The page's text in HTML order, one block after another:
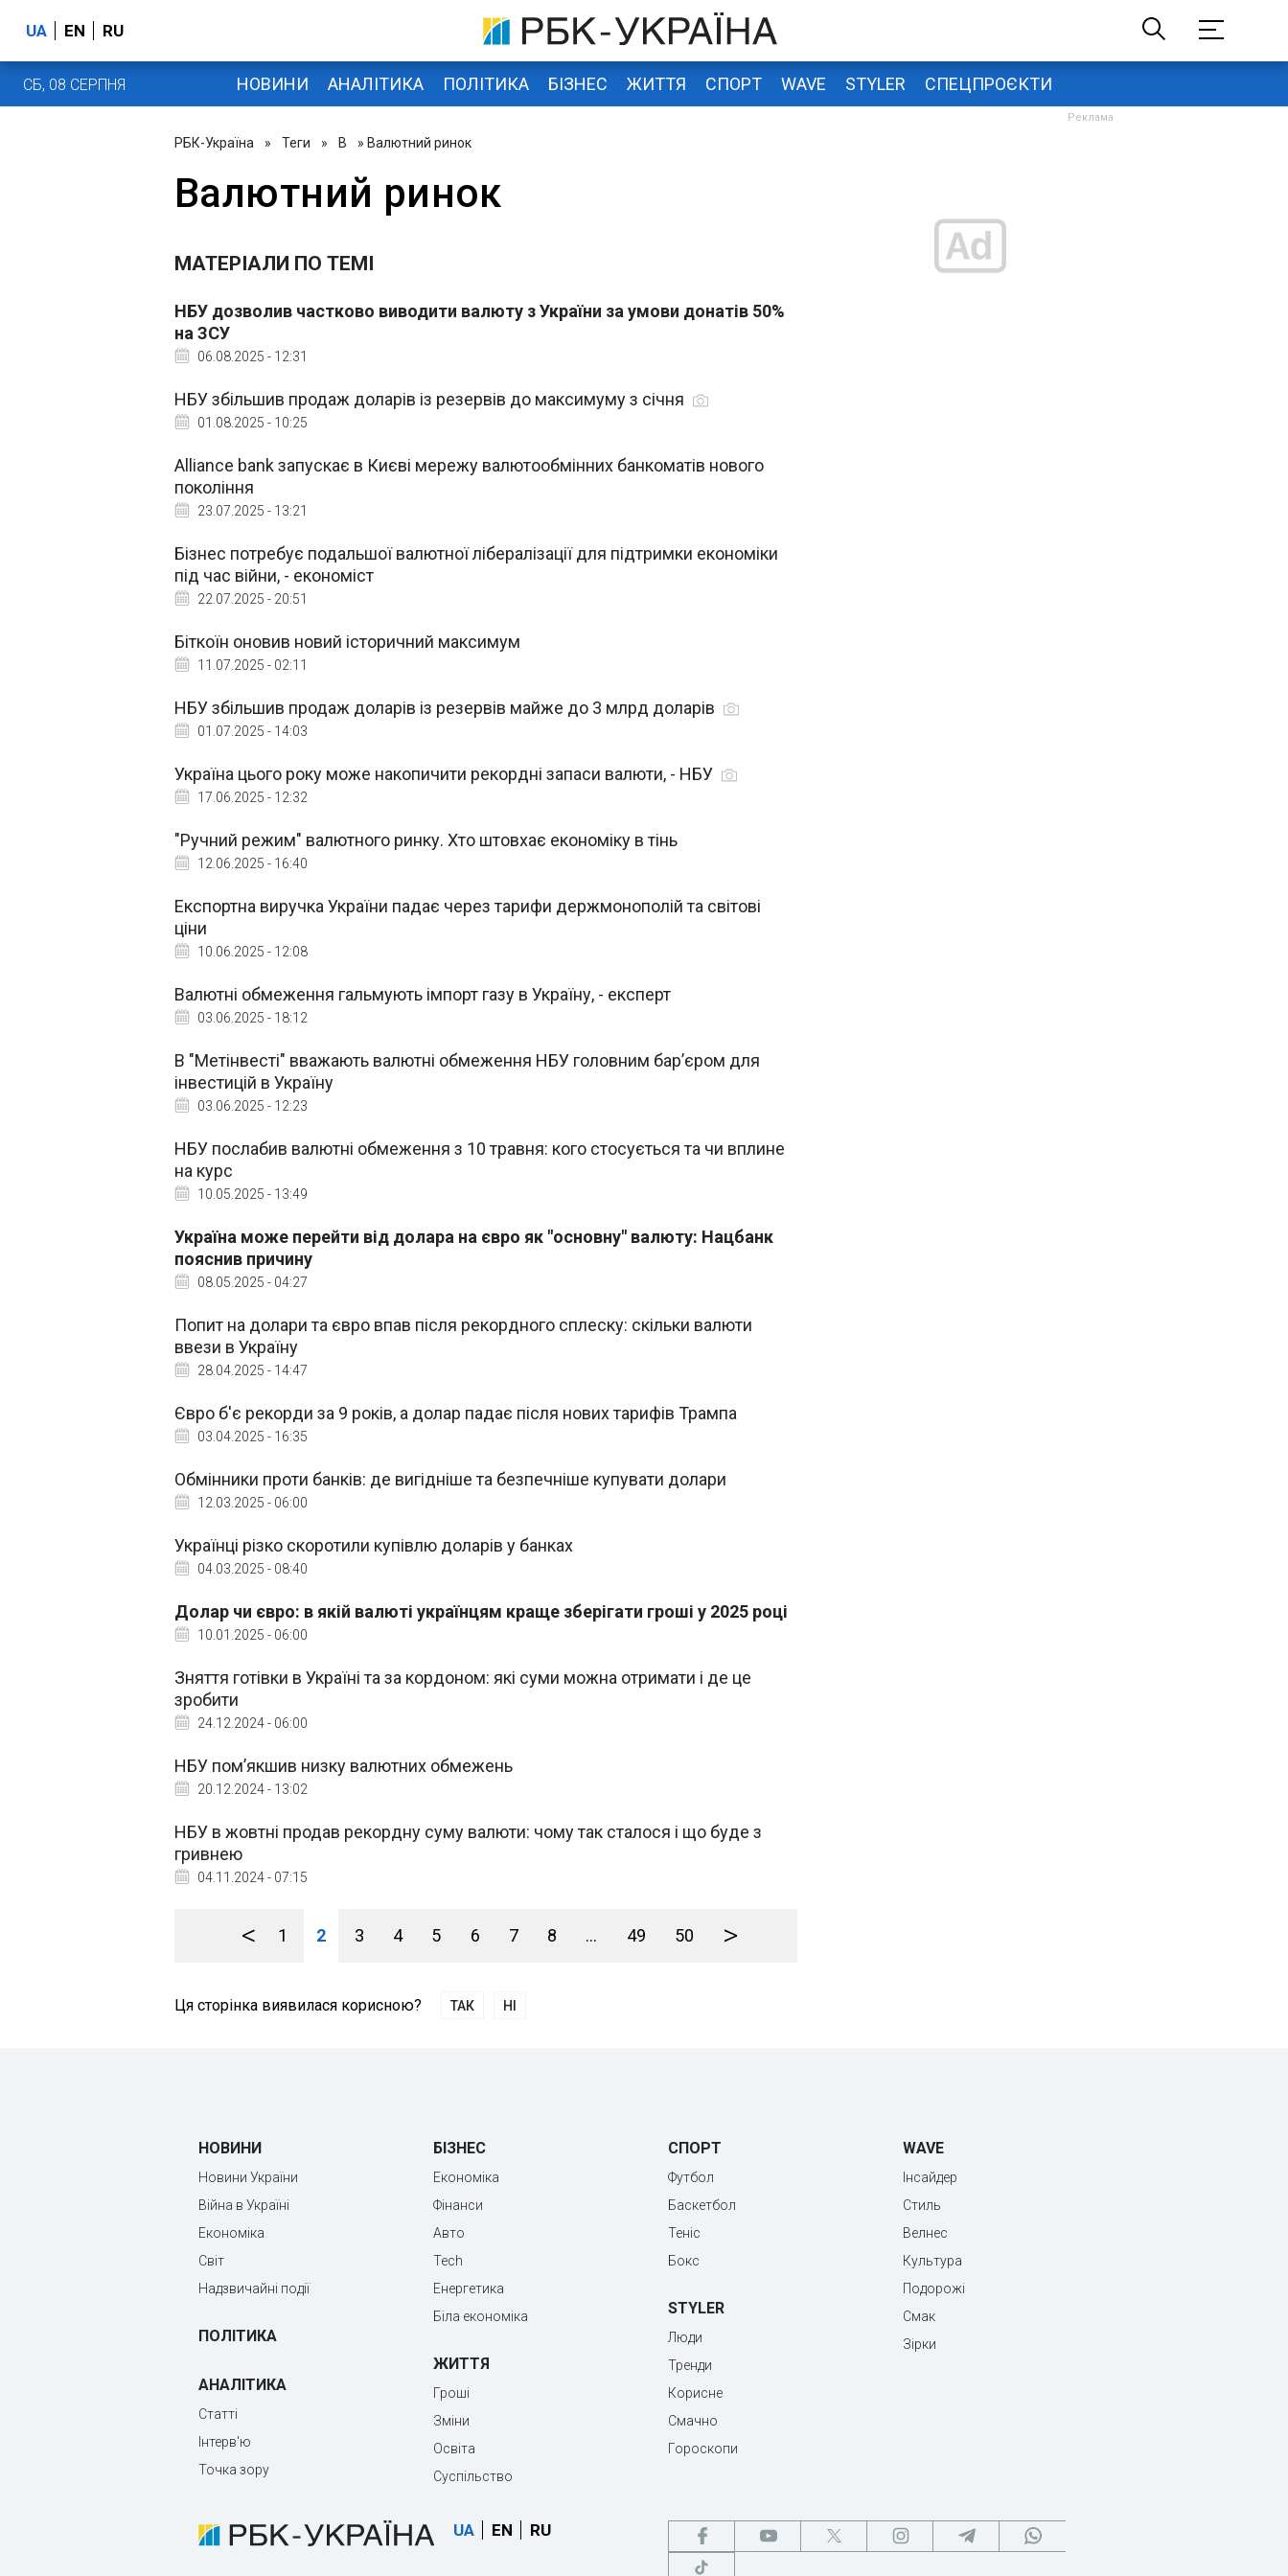
UA EN RU
СБ, 08 СЕРПНЯ НОВИНИ АНАЛІТИКА ПОЛІТИКА БІЗНЕС ЖИТТЯ СПОРТ WAVE STYLER СПЕЦПРОЄКТИ
РБК-Україна » Теги » В » Валютний ринок
Валютний ринок
МАТЕРІАЛИ ПО ТЕМІ
НБУ дозволив частково виводити валюту з України за умови донатів 50%
на ЗСУ
06.08.2025 - 12:31
НБУ збільшив продаж доларів із резервів до максимуму з січня
01.08.2025 - 10:25
Alliance bank запускає в Києві мережу валютообмінних банкоматів нового
покоління
23.07.2025 - 13:21
Бізнес потребує подальшої валютної лібералізації для підтримки економіки
під час війни, - економіст
22.07.2025 - 20:51
Біткоїн оновив новий історичний максимум
11.07.2025 - 02:11
НБУ збільшив продаж доларів із резервів майже до 3 млрд доларів
01.07.2025 - 14:03
Україна цього року може накопичити рекордні запаси валюти, - НБУ
17.06.2025 - 12:32
"Ручний режим" валютного ринку. Хто штовхає економіку в тінь
12.06.2025 - 16:40
Експортна виручка України падає через тарифи держмонополій та світові
ціни
10.06.2025 - 12:08
Валютні обмеження гальмують імпорт газу в Україну, - експерт
03.06.2025 - 18:12
В "Метінвесті" вважають валютні обмеження НБУ головним бар’єром для
інвестицій в Україну
03.06.2025 - 12:23
НБУ послабив валютні обмеження з 10 травня: кого стосується та чи вплине
на курс
10.05.2025 - 13:49
Україна може перейти від долара на євро як "основну" валюту: Нацбанк
пояснив причину
08.05.2025 - 04:27
Попит на долари та євро впав після рекордного сплеску: скільки валюти
ввези в Україну
28.04.2025 - 14:47
Євро б'є рекорди за 9 років, а долар падає після нових тарифів Трампа
03.04.2025 - 16:35
Обмінники проти банків: де вигідніше та безпечніше купувати долари
12.03.2025 - 06:00
Українці різко скоротили купівлю доларів у банках
04.03.2025 - 08:40
Долар чи євро: в якій валюті українцям краще зберігати гроші у 2025 році
10.01.2025 - 06:00
Зняття готівки в Україні та за кордоном: які суми можна отримати і де це
зробити
24.12.2024 - 06:00
НБУ пом’якшив низку валютних обмежень
20.12.2024 - 13:02
НБУ в жовтні продав рекордну суму валюти: чому так сталося і що буде з
гривнею
04.11.2024 - 07:15
< 1 2 3 4 5 6 7 8 ... 49 50 >
Ця сторінка виявилася корисною? ТАК НІ
НОВИНИ
Новини України
Війна в Україні
Економіка
Світ
Надзвичайні події
ПОЛІТИКА
АНАЛІТИКА
Статті
Інтерв'ю
Точка зору
БІЗНЕС
Економіка
Фінанси
Авто
Tech
Енергетика
Біла економіка
ЖИТТЯ
Гроші
Зміни
Освіта
Суспільство
СПОРТ
Футбол
Баскетбол
Теніс
Бокс
STYLER
Люди
Тренди
Корисне
Смачно
Гороскопи
WAVE
Інсайдер
Стиль
Велнес
Культура
Подорожі
Смак
Зірки
UA EN RU